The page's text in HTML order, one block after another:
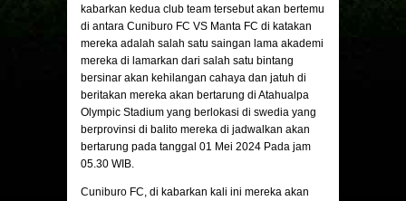
kabarkan kedua club team tersebut akan bertemu
di antara Cuniburo FC VS Manta FC di katakan
mereka adalah salah satu saingan lama akademi
mereka di lamarkan dari salah satu bintang
bersinar akan kehilangan cahaya dan jatuh di
beritakan mereka akan bertarung di Atahualpa
Olympic Stadium yang berlokasi di swedia yang
berprovinsi di balito mereka di jadwalkan akan
bertarung pada tanggal 01 Mei 2024 Pada jam
05.30 WIB.
Cuniburo FC, di kabarkan kali ini mereka akan